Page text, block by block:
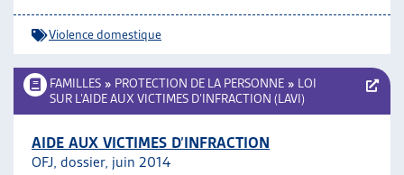
Violence domestique
FAMILLES » PROTECTION DE LA PERSONNE » LOI
SUR L’AIDE AUX VICTIMES D’INFRACTION (LAVI)
AIDE AUX VICTIMES D’INFRACTION
OFJ, dossier, juin 2014